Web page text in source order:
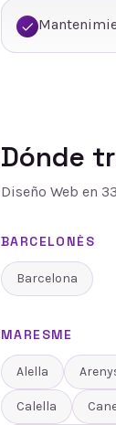
Dónde
Diseño Web en 33
BARCELONÈS
Barcelona
MARESME
Alella
Calella